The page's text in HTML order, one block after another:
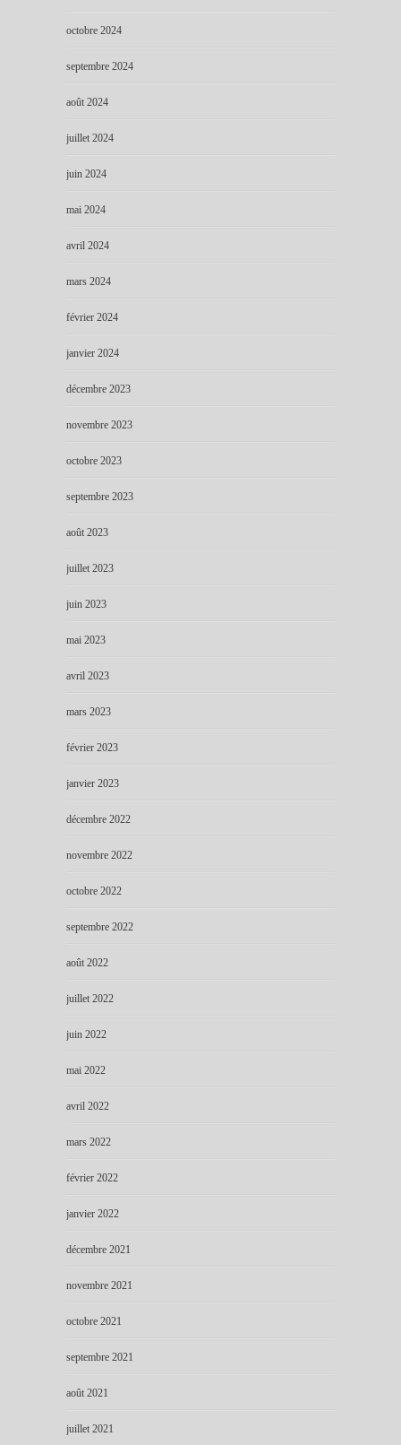
octobre 2024
septembre 2024
août 2024
juillet 2024
juin 2024
mai 2024
avril 2024
mars 2024
février 2024
janvier 2024
décembre 2023
novembre 2023
octobre 2023
septembre 2023
août 2023
juillet 2023
juin 2023
mai 2023
avril 2023
mars 2023
février 2023
janvier 2023
décembre 2022
novembre 2022
octobre 2022
septembre 2022
août 2022
juillet 2022
juin 2022
mai 2022
avril 2022
mars 2022
février 2022
janvier 2022
décembre 2021
novembre 2021
octobre 2021
septembre 2021
août 2021
juillet 2021